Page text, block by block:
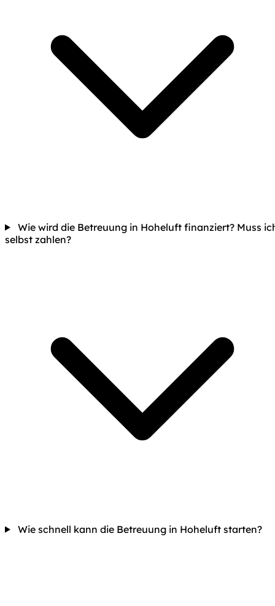
Wie wird die Betreuung in Hoheluft finanziert? Muss
selbst zahlen?
Wie schnell kann die Betreuung in Hoheluft starten?